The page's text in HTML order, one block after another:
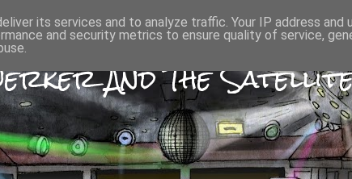
And The
its services and to analyze traffic. Your IP address and
and security metrics to ensure quality of service,